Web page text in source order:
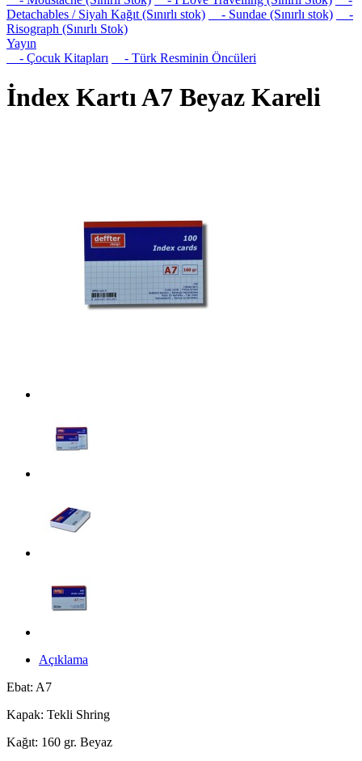
Detachables / Siyah Kağıt (Sınırlı stok)
- Sundae (Sınırlı stok)
-
Risograph (Sınırlı Stok)
Yayın
- Çocuk Kitapları
- Türk Resminin Öncüleri
İndex Kartı A7 Beyaz Kareli
Açıklama
Ebat: A7
Kapak: Tekli Shring
Kağıt: 160 gr. Beyaz